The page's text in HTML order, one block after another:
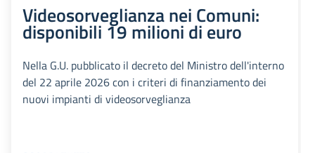
Videosorveglianza nei Comuni:
disponibili 19 milioni di euro
Nella G.U. pubblicato il decreto del Ministro dell'interno
del 22 aprile 2026 con i criteri di finanziamento dei
nuovi impianti di videosorveglianza